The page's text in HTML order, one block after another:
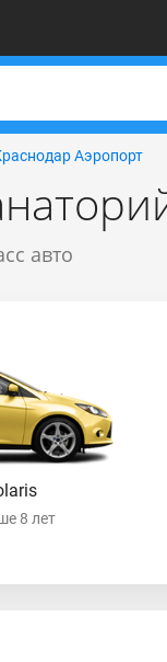
Аэропорт
авто
8 лет